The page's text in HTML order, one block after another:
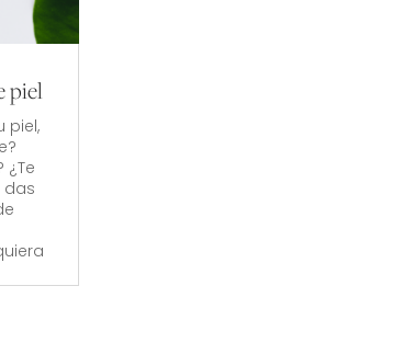
piel
piel,
¿Te
das